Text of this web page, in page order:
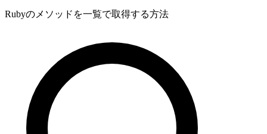
Rubyのメソッドを一覧で取得する方法